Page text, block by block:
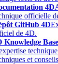
4D
officielle
GitHub 4D
de 4D.
Knowledge Base
et